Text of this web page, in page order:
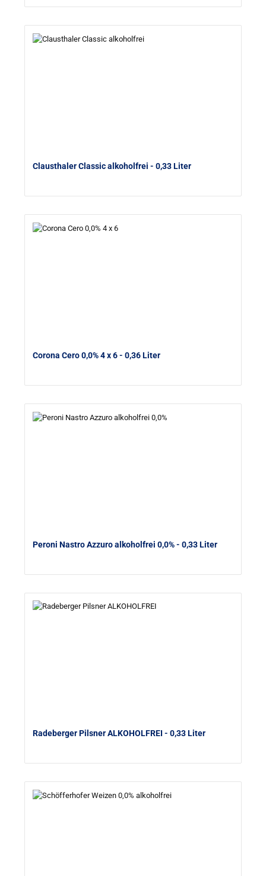
Clausthaler Classic alkoholfrei - 0,33 Liter
Corona Cero 0,0% 4 x 6- 0,36 Liter
Peroni Nastro Azzuro alkoholfrei 0,0%- 0,33 Liter
Radeberger Pilsner ALKOHOLFREI - 0,33 Liter